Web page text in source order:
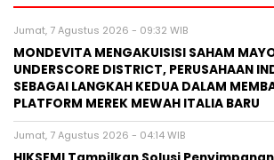
Jumat, 7 Agustus 2026 - 09:32 WIB
MONDEVITA MENGAKUISISI SAHAM
UNDERSCORE DISTRICT, PERUSAHAAN
SEBAGAI LANGKAH KEDUA DALAM
PLATFORM MEREK MEWAH ITALIA BARU
Jumat, 7 Agustus 2026 - 04:14 WIB